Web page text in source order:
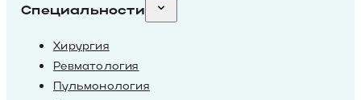
Специальности
Хирургия
Ревматология
Пульмонология